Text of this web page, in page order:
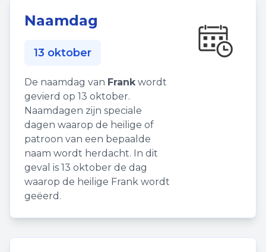
Naamdag
13 oktober
De naamdag van Frankwordt
gevierd op 13 oktober.
Naamdagen zijn speciale
dagen waarop de heilige of
patroon van een bepaalde
naam wordt herdacht. In dit
geval is 13 oktober de dag
waarop de heilige Frank wordt
geëerd.